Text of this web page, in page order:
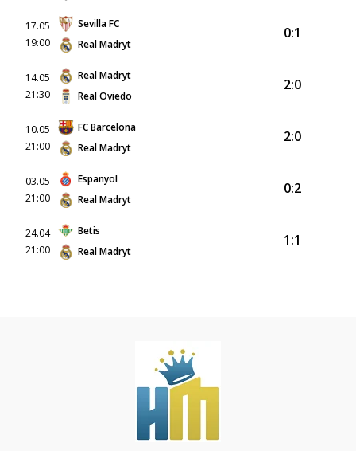
17.05
19:00
Sevilla FC
Real Madryt
0:1
14.05
21:30
Real Madryt
Real Oviedo
2:0
10.05
21:00
FC Barcelona
Real Madryt
2:0
03.05
21:00
Espanyol
Real Madryt
0:2
24.04
21:00
Betis
Real Madryt
1:1